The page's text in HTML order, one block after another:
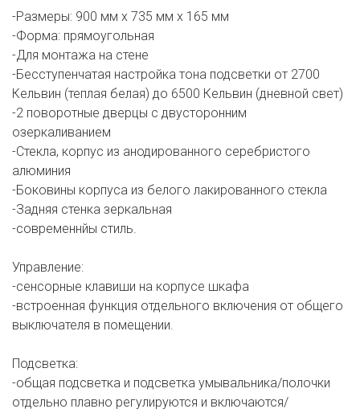
-Размеры: 900 мм х 735 мм х 165 мм
-Форма: прямоугольная
-Для монтажа на стене
-Бесступенчатая настройка тона подсветки от 2700
Кельвин (теплая белая) до 6500 Кельвин (дневной свет)
-2 поворотные дверцы с двусторонним
озеркаливанием
-Стекла, корпус из анодированного серебристого
алюминия
-Боковины корпуса из белого лакированного стекла
-Задняя стенка зеркальная
-современнйы стиль.
Управление:
-сенсорные клавиши на корпусе шкафа
-встроенная функция отдельного включения от общего
выключателя в помещении.
Подсветка:
-общая подсветка и подсветка умывальника/полочки
отдельно плавно регулируются и включаются/